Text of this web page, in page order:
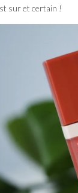
sur et certain !